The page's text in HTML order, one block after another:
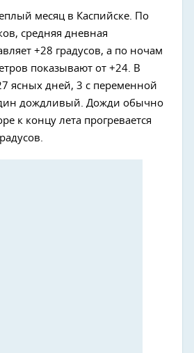
месяц в Каспийске. По
средняя дневная
+28 градусов, а по ночам
показывают от +24. В
ясных дней, 3 с переменной
дождливый. Дожди обычно
к концу лета прогревается